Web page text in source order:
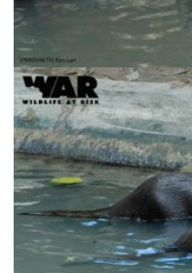
Rái Cá Vuốt Bé |
cấp
Rái Cá Vuốt Bé |
cấp